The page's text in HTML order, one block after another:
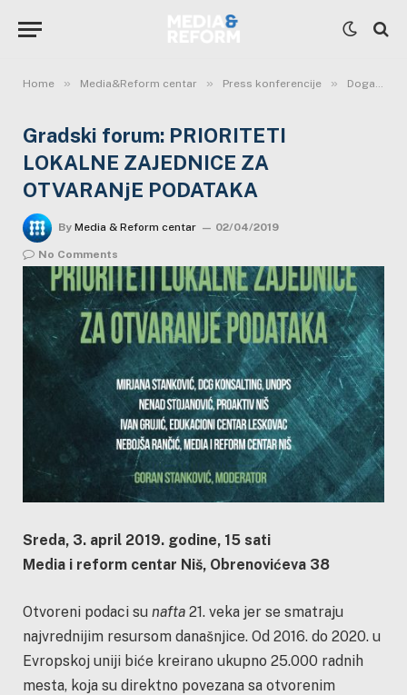
Home » Media&Reform centar » Press konferencije » Događaji
Gradski forum: PRIORITETI
LOKALNE ZAJEDNICE ZA
OTVARANjE PODATAKA
By Media & Reform centar 02/04/2019
No Comments
Sreda, 3. april 2019. godine, 15 sati
Media i reform centar Niš, Obrenovićeva 38
Otvoreni podaci su nafta 21. veka jer se smatraju
najvrednijim resursom današnjice. Od 2016. do 2020. u
Evropskoj uniji biće kreirano ukupno 25.000 radnih
mesta, koja su direktno povezana sa otvorenim